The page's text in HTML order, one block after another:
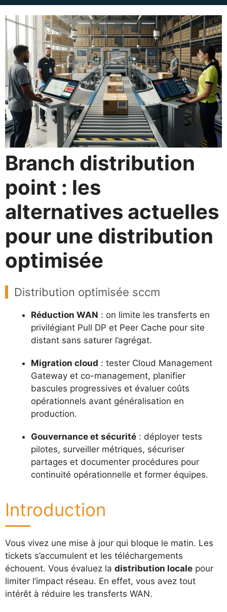
Branch distribution
point : les
alternatives actuelles
pour une distribution
optimisée
Distribution optimisée sccm
Réduction WAN : on limite les transferts en
privilégiant Pull DP et Peer Cache pour site
distant sans saturer l’agrégat.
Migration cloud : tester Cloud Management
Gateway et co-management, planifier
bascules progressives et évaluer coûts
opérationnels avant généralisation en
production.
Gouvernance et sécurité : déployer tests
pilotes, surveiller métriques, sécuriser
partages et documenter procédures pour
continuité opérationnelle et former équipes.
Introduction
Vous vivez une mise à jour qui bloque le matin. Les
tickets s’accumulent et les téléchargements
échouent. Vous évaluez la distribution locale pour
limiter l’impact réseau. En effet, vous avez tout
intérêt à réduire les transferts WAN.